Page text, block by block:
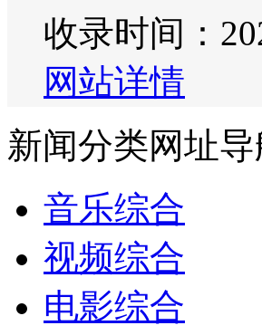
收录时间：
网站详情
新闻分类网址导
音乐综合
视频综合
电影综合